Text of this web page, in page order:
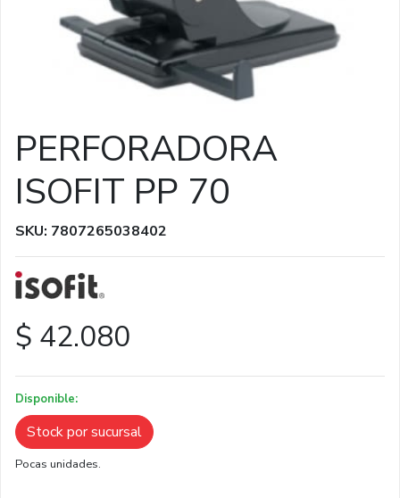
PERFORADORA
ISOFIT PP 70
SKU: 7807265038402
$ 42.080
Disponible:
Stock por sucursal
Pocas unidades.